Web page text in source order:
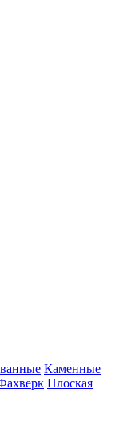
Каменные
Плоская